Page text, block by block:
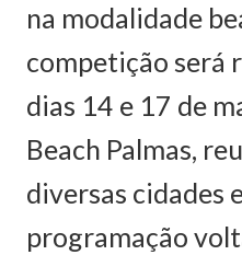
na modalidade
competição será
dias 14 e 17 de
Beach Palmas,
diversas cidades
programação